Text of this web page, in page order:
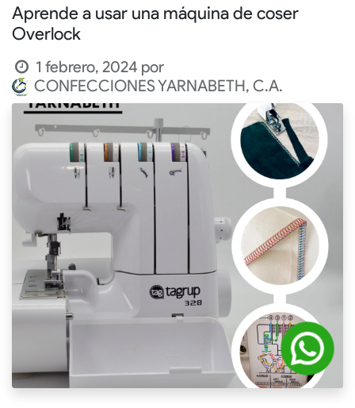
Aprende a usar una máquina de coser
Overlock
1 febrero, 2024 por
CONFECCIONES YARNABETH, C.A.